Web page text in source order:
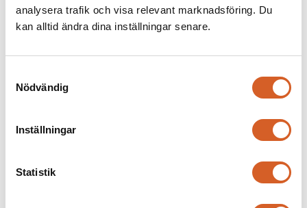
analysera trafik och visa relevant marknadsföring. Du
kan alltid ändra dina inställningar senare.
Nödvändig
Inställningar
Statistik